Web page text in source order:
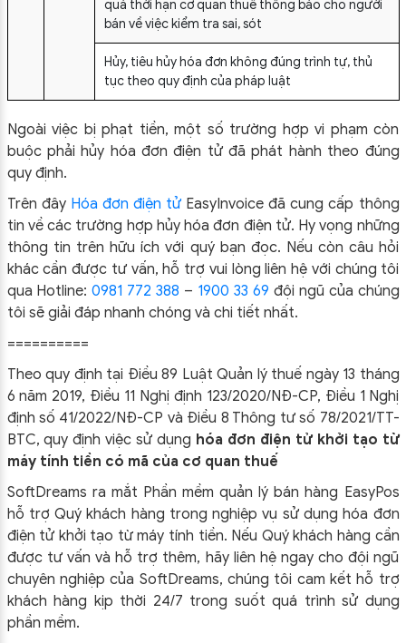
quá thời hạn cơ quan thuế thông báo cho người
bán về việc kiểm tra sai, sót
Hủy, tiêu hủy hóa đơn không đúng trình tự, thủ
tục theo quy định của pháp luật
Ngoài việc bị phạt tiền, một số trường hợp vi phạm còn
buộc phải hủy hóa đơn điện tử đã phát hành theo đúng
quy định.
Trên đây Hóa đơn điện tử EasyInvoice đã cung cấp thông
tin về các trường hợp hủy hóa đơn điện tử. Hy vọng những
thông tin trên hữu ích với quý bạn đọc. Nếu còn câu hỏi
khác cần được tư vấn, hỗ trợ vui lòng liên hệ với chúng tôi
qua Hotline:0981 772 388 – 1900 33 69 đội ngũ của chúng
tôi sẽ giải đáp nhanh chóng và chi tiết nhất.
==========
Theo quy định tại Điều 89 Luật Quản lý thuế ngày 13 tháng
6 năm 2019, Điều 11 Nghị định 123/2020/NĐ-CP, Điều 1 Nghị
định số 41/2022/NĐ-CP và Điều 8 Thông tư số 78/2021/TT-
BTC, quy định việc sử dụng hóa đơn điện tử khởi tạo từ
máy tính tiền có mã của cơ quan thuế
SoftDreams ra mắt Phần mềm quản lý bán hàng EasyPos
hỗ trợ Quý khách hàng trong nghiệp vụ sử dụnghóa đơn
điện tử khởi tạo từ máy tính tiền. Nếu Quý khách hàng cần
được tư vấn và hỗ trợ thêm, hãy liên hệ ngay cho đội ngũ
chuyên nghiệp của SoftDreams, chúng tôi cam kết hỗ trợ
khách hàng kịp thời 24/7 trong suốt quá trình sử dụng
phần mềm.